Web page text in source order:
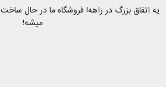
یه اتفاق بزرگ در راهه! فروشگاه ما در حال
میشه!